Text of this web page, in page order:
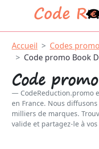
Accueil Codes promo
Code promo Book
Code
CodeReduction.promo
en France. Nous
milliers de marques.
valide et partagez-le à